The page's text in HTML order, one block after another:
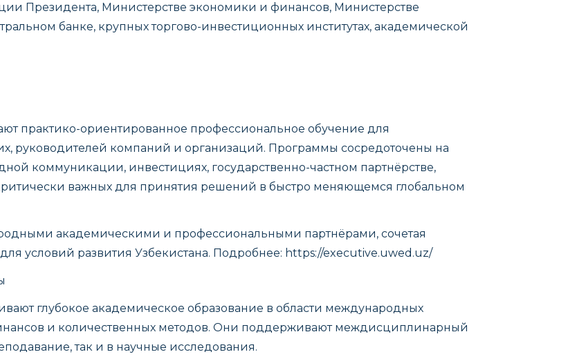
Президента, Министерстве экономики и финансов, Министерстве
банке, крупных торгово-инвестиционных институтах, академической
практико-ориентированное профессиональное обучение для
руководителей компаний и организаций. Программы сосредоточены на
коммуникации, инвестициях, государственно-частном партнёрстве,
важных для принятия решений в быстро меняющемся глобальном
академическими и профессиональными партнёрами, сочетая
условий развития Узбекистана. Подробнее: https://executive.uwed.uz/
глубокое академическое образование в области международных
и количественных методов. Они поддерживают междисциплинарный
так и в научные исследования.